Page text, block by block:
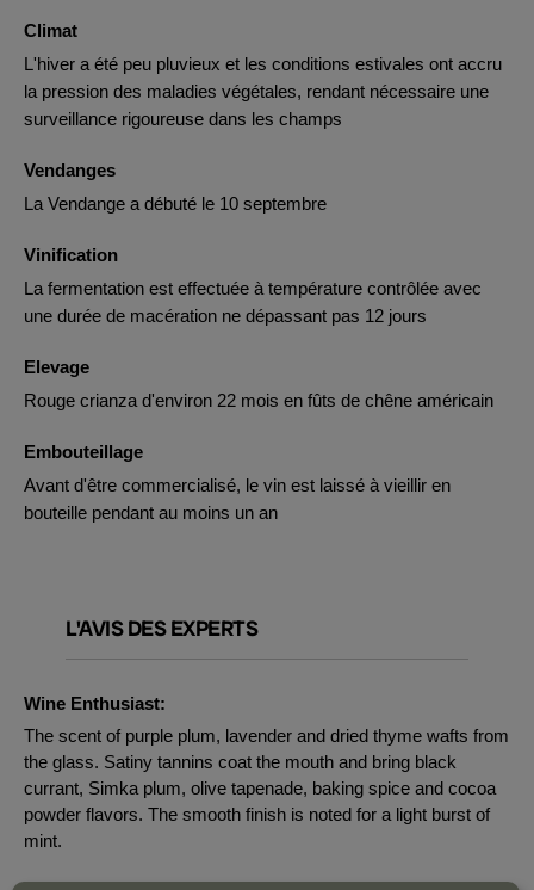
Climat
L'hiver a été peu pluvieux et les conditions estivales ont accru
la pression des maladies végétales, rendant nécessaire une
surveillance rigoureuse dans les champs
Vendanges
La Vendange a débuté le 10 septembre
Vinification
La fermentation est effectuée à température contrôlée avec
une durée de macération ne dépassant pas 12 jours
Elevage
Rouge crianza d'environ 22 mois en fûts de chêne américain
Embouteillage
Avant d'être commercialisé, le vin est laissé à vieillir en
bouteille pendant au moins un an
L'AVIS DES EXPERTS
Wine Enthusiast:
The scent of purple plum, lavender and dried thyme wafts from
the glass. Satiny tannins coat the mouth and bring black
currant, Simka plum, olive tapenade, baking spice and cocoa
powder flavors. The smooth finish is noted for a light burst of
mint.